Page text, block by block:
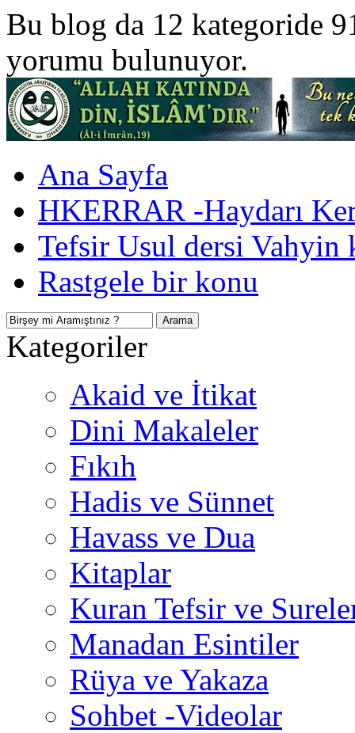
Bu blog da 12 kategoride
yorumu bulunuyor.
Ana Sayfa
HKERRAR -Haydarı
Tefsir Usul dersi Vahyin
Rastgele bir konu
Kategoriler
Akaid ve İtikat
Dini Makaleler
Fıkıh
Hadis ve Sünnet
Havass ve Dua
Kitaplar
Kuran Tefsir ve
Manadan Esintiler
Rüya ve Yakaza
Sohbet -Videolar